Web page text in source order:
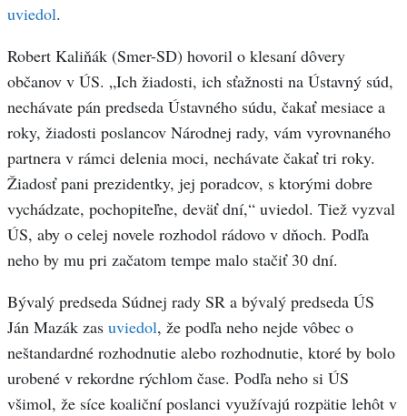
uviedol.
Robert Kaliňák (Smer-SD) hovoril o klesaní dôvery
občanov v ÚS. „Ich žiadosti, ich sťažnosti na Ústavný súd,
nechávate pán predseda Ústavného súdu, čakať mesiace a
roky, žiadosti poslancov Národnej rady, vám vyrovnaného
partnera v rámci delenia moci, nechávate čakať tri roky.
Žiadosť pani prezidentky, jej poradcov, s ktorými dobre
vychádzate, pochopiteľne, deväť dní,“ uviedol. Tiež vyzval
ÚS, aby o celej novele rozhodol rádovo v dňoch. Podľa
neho by mu pri začatom tempe malo stačiť 30 dní.
Bývalý predseda Súdnej rady SR a bývalý predseda ÚS
Ján Mazák zas uviedol, že podľa neho nejde vôbec o
neštandardné rozhodnutie alebo rozhodnutie, ktoré by bolo
urobené v rekordne rýchlom čase. Podľa neho si ÚS
všimol, že síce koaliční poslanci využívajú rozpätie lehôt v